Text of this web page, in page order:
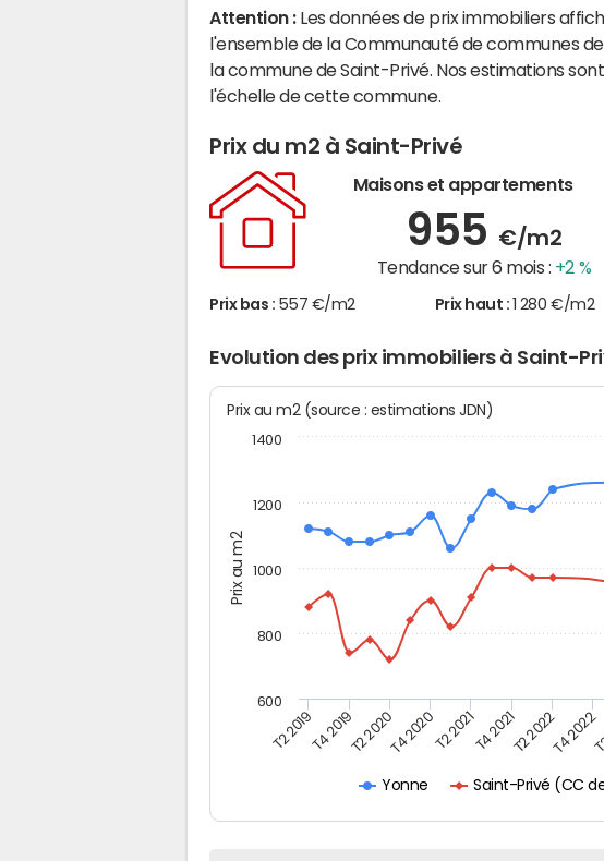
Attention : Les données de prix immobiliers
l'ensemble de la Communauté de communes
la commune de Saint-Privé. Nos estimations
l'échelle de cette commune.
Prix du m2 à Saint-Privé
Maisons et appartements
955 €/m2
Tendance sur 6 mois : +2 %
Prix bas : 557 €/m2 Prix haut : 1 280 €/m2
Evolution des prix immobiliers à Saint-
Prix au m2
Prix au m2 (source : estimations JDN)
Yonne Saint-Privé (CC
T2 2019T4 2019T2 2020T4 2020T2 2021T4 2021T2 2022T4 2022
600
800
1000
1200
1400